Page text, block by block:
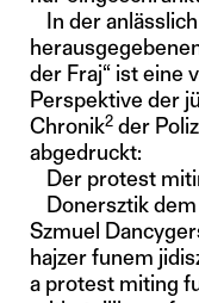
In der
der Fraj“ ist eine
Perspektive der
Chronik2 der
abgedruckt:
Der protest
Donersztik
Szmuel
hajzer funem
a protest miting